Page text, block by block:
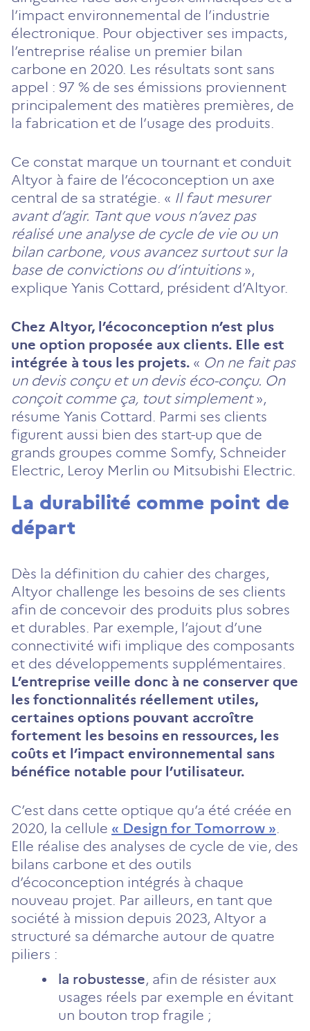
l’impact environnemental de l’industrie
électronique. Pour objectiver ses impacts,
l’entreprise réalise un premier bilan
carbone en 2020. Les résultats sont sans
appel : 97 % de ses émissions proviennent
principalement des matières premières, de
la fabrication et de l’usage des produits.
Ce constat marque un tournant et conduit
Altyor à faire de l’écoconception un axe
central de sa stratégie. « Il faut mesurer
avant d’agir. Tant que vous n’avez pas
réalisé une analyse de cycle de vie ou un
bilan carbone, vous avancez surtout sur la
base de convictions ou d’intuitions »,
explique Yanis Cottard, président d’Altyor.
Chez Altyor, l’écoconception n’est plus
une option proposée aux clients. Elle est
intégrée à tous les projets. « On ne fait pas
un devis conçu et un devis éco-conçu. On
conçoit comme ça, tout simplement»,
résume Yanis Cottard. Parmi ses clients
figurent aussi bien des start-up que de
grands groupes comme Somfy, Schneider
Electric, Leroy Merlin ou Mitsubishi Electric.
La durabilité comme point de
départ
Dès la définition du cahier des charges,
Altyor challenge les besoins de ses clients
afin de concevoir des produits plus sobres
et durables. Par exemple, l’ajout d’une
connectivité wifi implique des composants
et des développements supplémentaires.
L’entreprise veille donc à ne conserver que
les fonctionnalités réellement utiles,
certaines options pouvant accroître
fortement les besoins en ressources, les
coûts et l’impact environnemental sans
bénéfice notable pour l’utilisateur.
C’est dans cette optique qu’a été créée en
2020, la cellule « Design for Tomorrow »
Elle réalise des analyses de cycle de vie, des
bilans carbone et des outils
d’écoconception intégrés à chaque
nouveau projet. Par ailleurs, en tant que
société à mission depuis 2023, Altyor a
structuré sa démarche autour de quatre
piliers :
la robustesse, afin de résister aux
usages réels par exemple en évitant
un bouton trop fragile ;